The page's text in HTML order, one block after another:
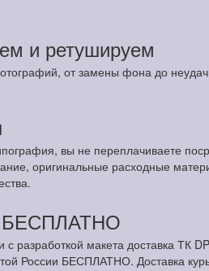
и ретушируем
от замены фона до
вы не переплачиваете
оригинальные расходные
БЕСПЛАТНО
с разработкой макета доставка ТК
России БЕСПЛАТНО. Доставка